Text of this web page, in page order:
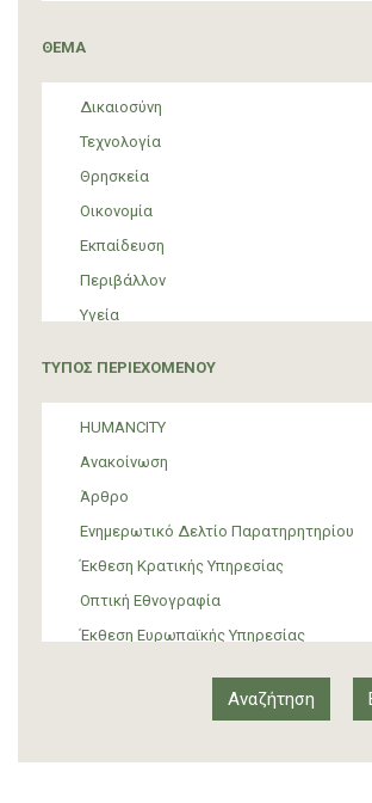
ΘΕΜΑ
Δικαιοσύνη
Τεχνολογία
Θρησκεία
Οικονομία
Εκπαίδευση
Περιβάλλον
Υγεία
ΜΜΕ
Θεσμικές ρυθμίσεις
Υποστήριξη Προσφύγων και Μεταναστών
Υλικός πολιτισμός
Τέχνη
ΤΥΠΟΣ ΠΕΡΙΕΧΟΜΕΝΟΥ
HUMANCITY
Ανακοίνωση
Άρθρο
Ενημερωτικό Δελτίο Παρατηρητηρίου
Έκθεση Κρατικής Υπηρεσίας
Οπτική Εθνογραφία
Έκθεση Ευρωπαϊκής Υπηρεσίας
Έκθεση διεθνούς οργανισμού